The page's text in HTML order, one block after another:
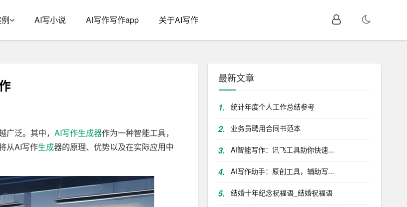
AI写小说 AI写作写作app 关于AI写作
泛。其中， AI写作生成器作为一种智能工具，
从AI写作生成器的原理、优势以及在实际应用中
最新文章
1. 统计年度个人工作总结参考
2. 业务员聘用合同书范本
3. AI智能写作：讯飞工具助你快速...
4. AI写作助手：原创工具，辅助写...
5. 结婚十年纪念祝福语_结婚祝福语